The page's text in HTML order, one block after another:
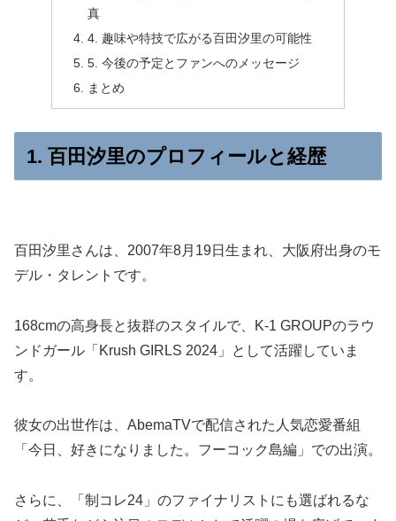
真
4. 趣味や特技で広がる百田汐里の可能性
5. 今後の予定とファンへのメッセージ
まとめ
1. 百田汐里のプロフィールと経歴
百田汐里さんは、2007年8月19日生まれ、大阪府出身のモ
デル・タレントです。
168cmの高身長と抜群のスタイルで、K-1 GROUPのラウ
ンドガール「Krush GIRLS 2024」として活躍していま
す。
彼女の出世作は、AbemaTVで配信された人気恋愛番組
「今日、好きになりました。フーコック島編」での出演。
さらに、「制コレ24」のファイナリストにも選ばれるな